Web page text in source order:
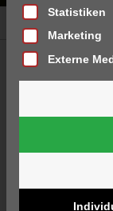
Home
1–9 von 21
Statistiken
Marketing
Externe